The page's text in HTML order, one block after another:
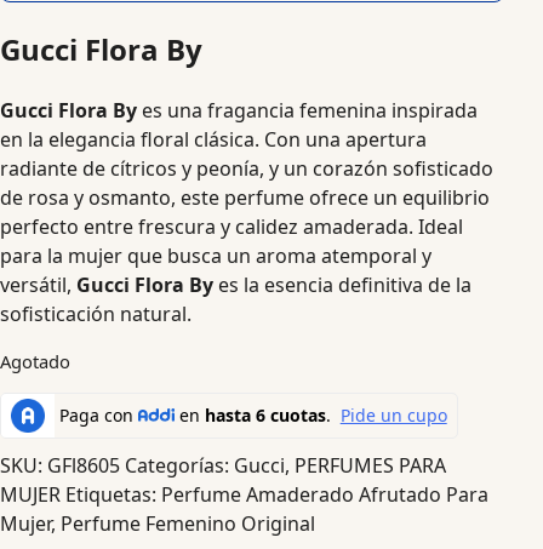
Gucci Flora By
Gucci Flora By es una fragancia femenina inspirada
en la elegancia floral clásica. Con una apertura
radiante de cítricos y peonía, y un corazón sofisticado
de rosa y osmanto, este perfume ofrece un equilibrio
perfecto entre frescura y calidez amaderada. Ideal
para la mujer que busca un aroma atemporal y
versátil, Gucci Flora By es la esencia definitiva de la
sofisticación natural.
Agotado
SKU: GFl8605 Categorías: Gucci, PERFUMES PARA
MUJER Etiquetas: Perfume Amaderado Afrutado Para
Mujer, Perfume Femenino Original